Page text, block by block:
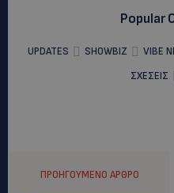
Popular
UPDATES SHOWBIZ VIBE
ΣΧΕΣΕΙΣ
ΠΡΟΗΓΟΎΜΕΝΟ ΆΡΘΡΟ